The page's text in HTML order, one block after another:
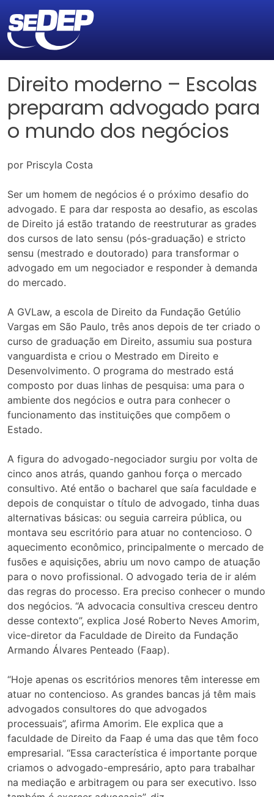
Direito moderno – Escolas
preparam advogado para
o mundo dos negócios
por Priscyla Costa
Ser um homem de negócios é o próximo desafio do
advogado. E para dar resposta ao desafio, as escolas
de Direito já estão tratando de reestruturar as grades
dos cursos de lato sensu (pós-graduação) e stricto
sensu (mestrado e doutorado) para transformar o
advogado em um negociador e responder à demanda
do mercado.
A GVLaw, a escola de Direito da Fundação Getúlio
Vargas em São Paulo, três anos depois de ter criado o
curso de graduação em Direito, assumiu sua postura
vanguardista e criou o Mestrado em Direito e
Desenvolvimento. O programa do mestrado está
composto por duas linhas de pesquisa: uma para o
ambiente dos negócios e outra para conhecer o
funcionamento das instituições que compõem o
Estado.
A figura do advogado-negociador surgiu por volta de
cinco anos atrás, quando ganhou força o mercado
consultivo. Até então o bacharel que saía faculdade e
depois de conquistar o título de advogado, tinha duas
alternativas básicas: ou seguia carreira pública, ou
montava seu escritório para atuar no contencioso. O
aquecimento econômico, principalmente o mercado de
fusões e aquisições, abriu um novo campo de atuação
para o novo profissional. O advogado teria de ir além
das regras do processo. Era preciso conhecer o mundo
dos negócios. “A advocacia consultiva cresceu dentro
desse contexto”, explica José Roberto Neves Amorim,
vice-diretor da Faculdade de Direito da Fundação
Armando Álvares Penteado (Faap).
“Hoje apenas os escritórios menores têm interesse em
atuar no contencioso. As grandes bancas já têm mais
advogados consultores do que advogados
processuais”, afirma Amorim. Ele explica que a
faculdade de Direito da Faap é uma das que têm foco
empresarial. “Essa característica é importante porque
criamos o advogado-empresário, apto para trabalhar
na mediação e arbitragem ou para ser executivo. Isso